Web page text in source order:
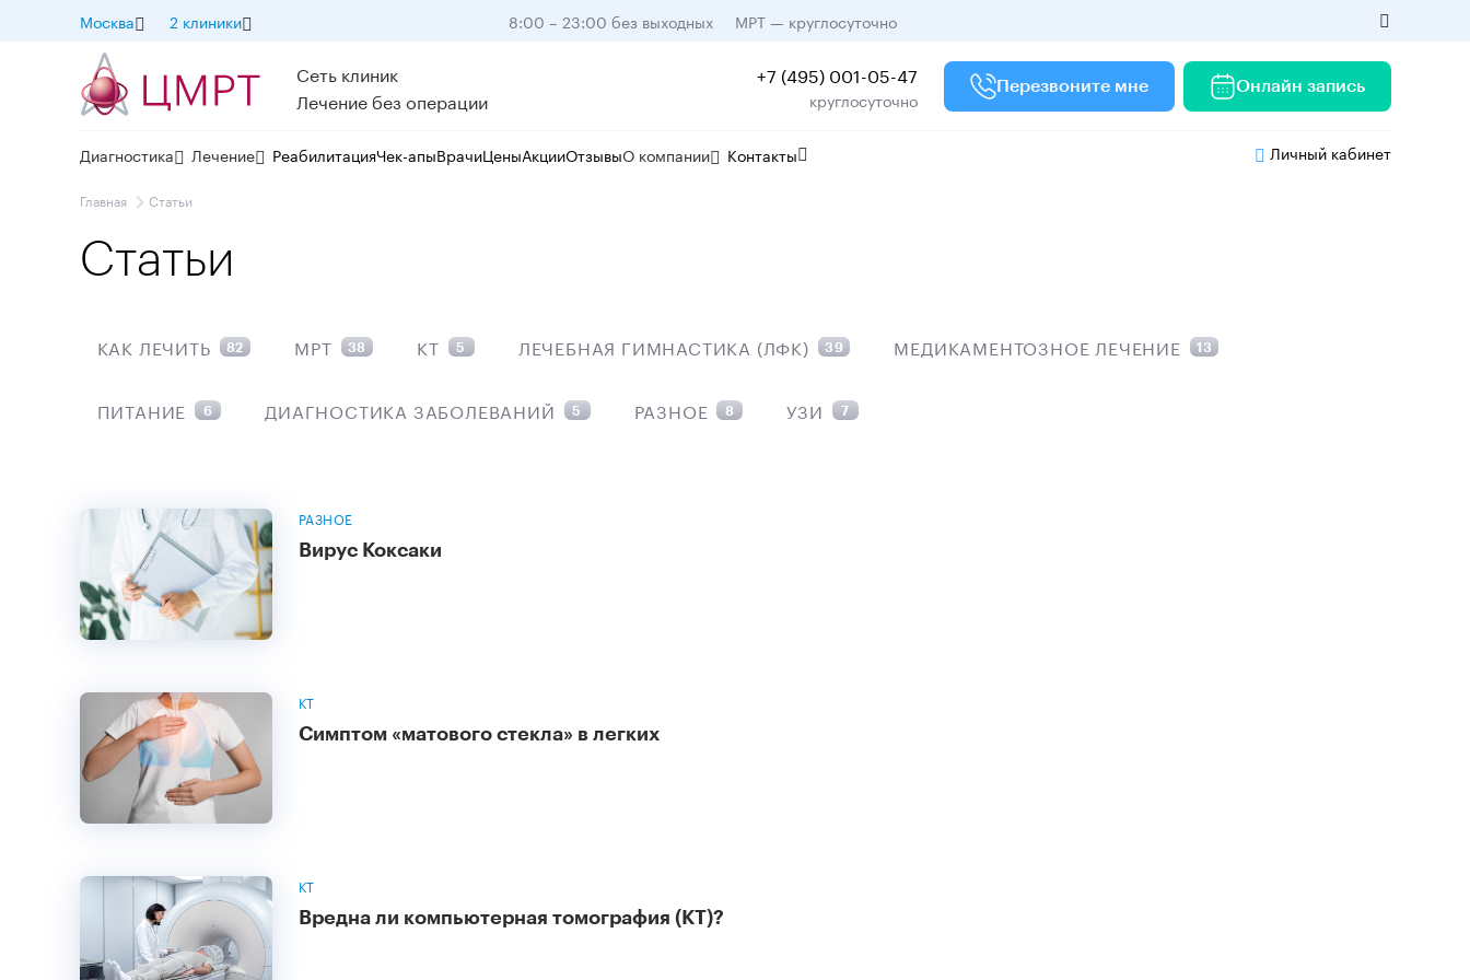
Москва 2 клиники 8:00 – 23:00 без выходных МРТ — круглосуточно
Сеть клиник
Лечение без операции
+7 (495) 001-05-47
круглосуточно
Перезвоните мне Онлайн запись
Диагностика Лечение РеабилитацияЧек-апыВрачиЦеныАкцииОтзывыО компании Контакты Личный кабинет
Главная Статьи
Статьи
КАК ЛЕЧИТЬ 82 МРТ 38 КТ 5 ЛЕЧЕБНАЯ ГИМНАСТИКА (ЛФК) 39 МЕДИКАМЕНТОЗНОЕ ЛЕЧЕНИЕ 13
ПИТАНИЕ 6 ДИАГНОСТИКА ЗАБОЛЕВАНИЙ 5 РАЗНОЕ 8 УЗИ 7
РАЗНОЕ
Вирус Коксаки
КТ
Симптом «матового стекла» в легких
КТ
Вредна ли компьютерная томография (КТ)?